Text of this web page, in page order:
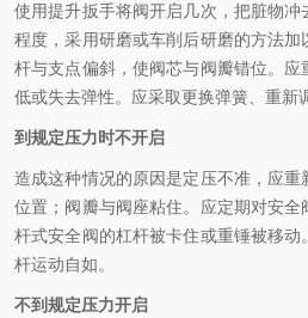
使用提升扳手将阀开启几次，把脏物
程度，采用研磨或车削后研磨的方法
杆与支点偏斜，使阀芯与阀瓣错位。
低或失去弹性。应采取更换弹簧、重新
到规定压力时不开启
造成这种情况的原因是定压不准，应
位置；阀瓣与阀座粘住。应定期对安
杆式安全阀的杠杆被卡住或重锤被移
杆运动自如。
不到规定压力开启